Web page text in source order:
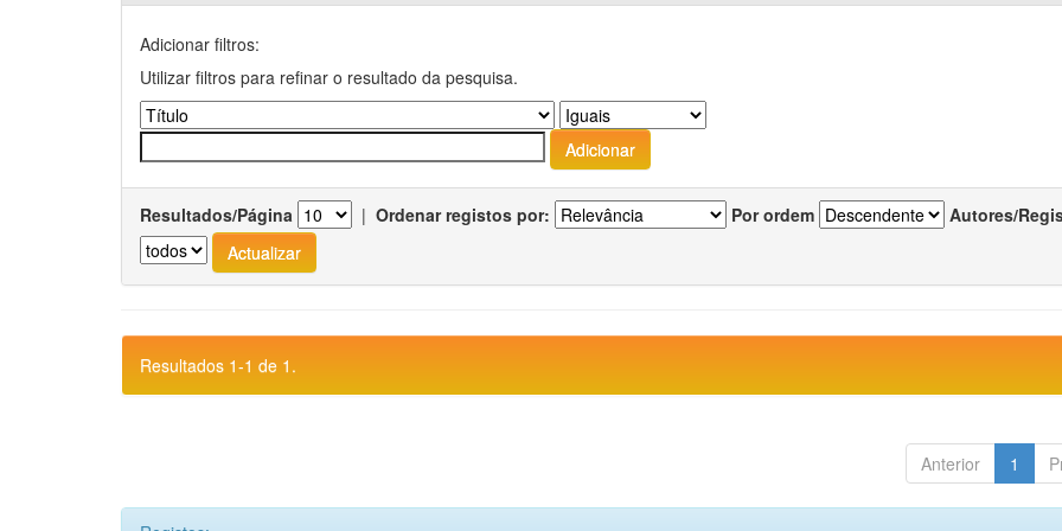
Adicionar filtros:
Utilizar filtros para refinar o resultado da pesquisa.
Resultados/Página | Ordenar registos por: Por ordem Autores/
Resultados 1-1 de 1.
Anterior 1